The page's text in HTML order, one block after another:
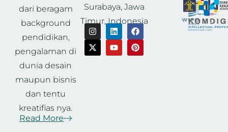
dari beragam
background
pendidikan,
pengalaman di
dunia desain
maupun bisnis
dan tentu
kreatifias nya.
Read More
Surabaya, Jawa
Timur, Indonesia